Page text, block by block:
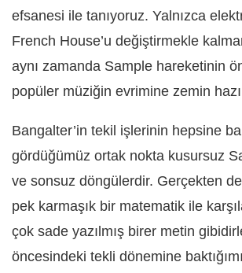
efsanesi ile tanıyoruz. Yalnızca
French House’u değiştirmekle
aynı zamanda Sample hareketinin
popüler müziğin evrimine zemin
Bangalter’in tekil işlerinin hepsine
gördüğümüz ortak nokta kusursuz
ve sonsuz döngülerdir. Gerçekten
pek karmaşık bir matematik ile
çok sade yazılmış birer metin
öncesindeki tekli dönemine